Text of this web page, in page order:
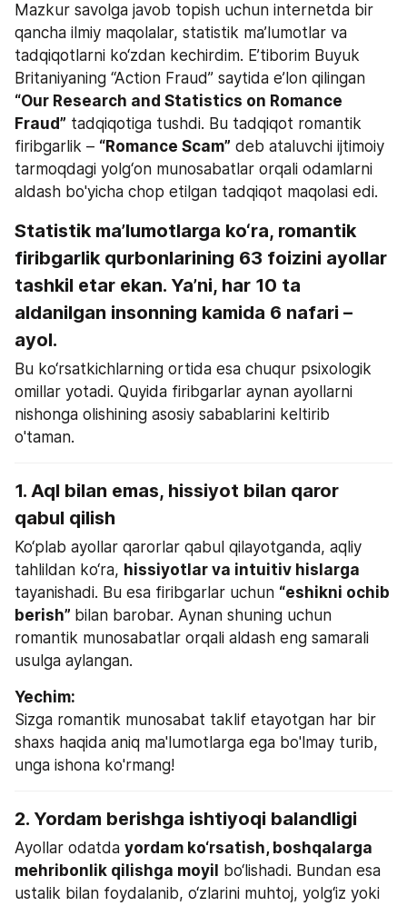
Mazkur savolga javob topish uchun internetda bir
qancha ilmiy maqolalar, statistik ma’lumotlar va
tadqiqotlarni ko‘zdan kechirdim. E’tiborim Buyuk
“Our Research and Statistics on Romance
Fraud” tadqiqotiga tushdi. Bu tadqiqot romantik
firibgarlik – “Romance Scam” deb ataluvchi ijtimoiy
tarmoqdagi yolg‘on munosabatlar orqali odamlarni
aldash bo'yicha chop etilgan tadqiqot maqolasi edi.
Statistik ma’lumotlarga ko‘ra, romantik
firibgarlik qurbonlarining 63 foizini ayollar
tashkil etar ekan. Ya’ni, har 10 ta
aldanilgan insonning kamida 6 nafari –
ayol.
Bu ko‘rsatkichlarning ortida esa chuqur psixologik
omillar yotadi. Quyida firibgarlar aynan ayollarni
nishonga olishining asosiy sabablarini keltirib
o'taman.
1. Aql bilan emas, hissiyot bilan qaror
qabul qilish
Ko‘plab ayollar qarorlar qabul qilayotganda, aqliy
tahlildan ko‘ra, hissiyotlar va intuitiv hislarga
tayanishadi. Bu esa firibgarlar uchun “eshikni ochib
berish” bilan barobar. Aynan shuning uchun
romantik munosabatlar orqali aldash eng samarali
usulga aylangan.
Sizga romantik munosabat taklif etayotgan har bir
shaxs haqida aniq ma'lumotlarga ega bo'lmay turib,
unga ishona ko'rmang!
2. Yordam berishga ishtiyoqi balandligi
Ayollar odatda yordam ko‘rsatish, boshqalarga
mehribonlik qilishga moyil
bo‘lishadi. Bundan esa
ustalik bilan foydalanib, o‘zlarini muhtoj, yolg‘iz yoki